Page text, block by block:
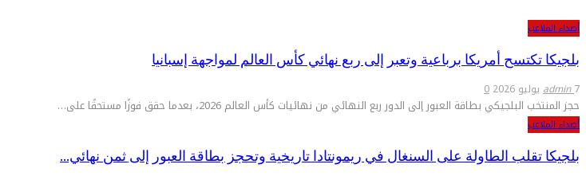
أصداء الملاعب
بلجيكا تكتسح أمريكا برباعية وتعبر إلى ربع نهائي كأس العالم لمواجهة إسبانيا
admin7 يوليو 2026 0
حجز المنتخب البلجيكي بطاقة العبور إلى الدور ربع النهائي من نهائيات كأس العالم 2026، بعدما حقق فوزًا مستحقًا على…
أصداء الملاعب
بلجيكا تقلب الطاولة على السنغال في ريمونتادا تاريخية وتحجز بطاقة العبور إلى ثمن نهائي…